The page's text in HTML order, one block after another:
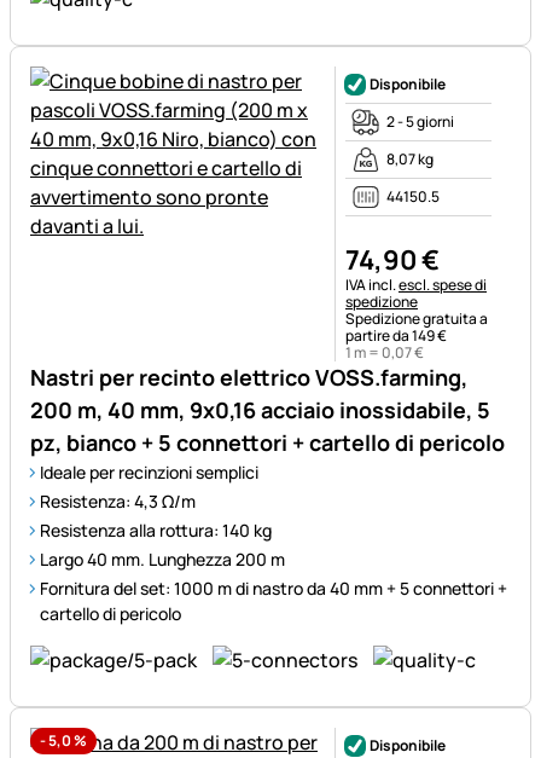
Nastri per recinto elettrico VOSS.farming,
200 m, 40 mm, 9x0,16 acciaio inossidabile, 5
pz, bianco + 5 connettori + cartello di pericolo
Ideale per recinzioni semplici
Resistenza: 4,3 Ω/m
Resistenza alla rottura: 140 kg
Largo 40 mm. Lunghezza 200 m
Fornitura del set: 1000 m di nastro da 40 mm + 5 connettori +
cartello di pericolo
Disponibile
2 - 5 giorni
8,07 kg
44150.5
74,90€
Informazioni fiscali:
IVA incl.escl. spese di
spedizione
Spedizione gratuita a
partire da 149 €
1 m = 0,07€
-5,0%
Disponibile